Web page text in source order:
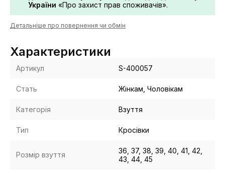
України «Про захист прав споживачів».
Детальніше про повернення чи обмін
Характеристики
Артикул S-400057
Стать Жінкам, Чоловікам
Категорія Взуття
Тип Кросівки
Розмір взуття
36, 37, 38, 39, 40, 41, 42,
43, 44, 45